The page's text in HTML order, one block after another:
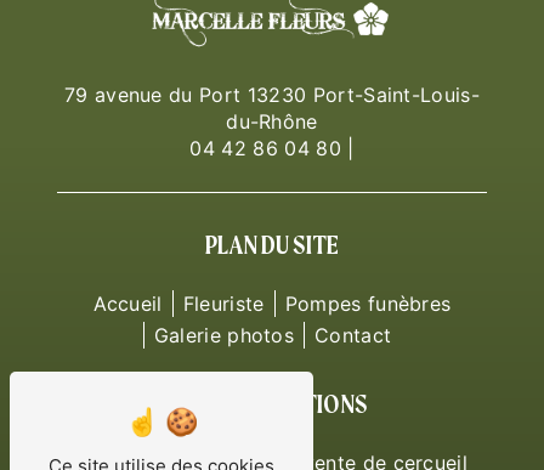
79 avenue du Port 13230 Port-Saint-Louis-
du-Rhône
04 42 86 04 80
PLAN DU SITE
Accueil Fleuriste
Pompes funèbres
Galerie photos
Contact
NOS PRESTATIONS
compositions florales vente de cercueil